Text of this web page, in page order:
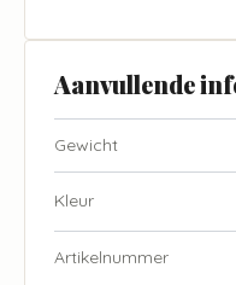
Aanvullende
Gewicht
Kleur
Artikelnummer